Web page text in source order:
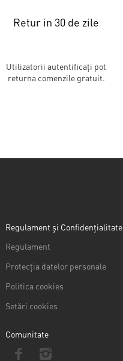
Retur in 30 de zile
Utilizatorii autentificați pot
returna comenzile gratuit.
Regulament și Confidențialitate
Regulament
Protecția datelor personale
Politica cookies
Setări cookies
Comunitate